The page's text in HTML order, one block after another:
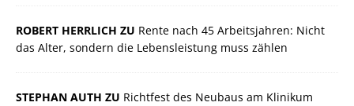
ROBERT HERRLICH ZU Rente nach 45 Arbeitsjahren: Nicht
das Alter, sondern die Lebensleistung muss zählen
STEPHAN AUTH ZU Richtfest des Neubaus am Klinikum